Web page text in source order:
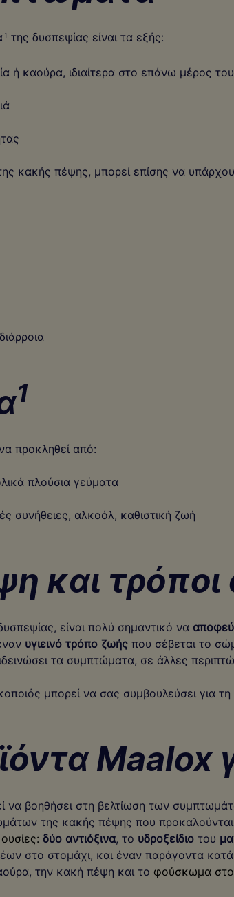
1 της δυσπεψίας είναι τα εξής:
ή καούρα, ιδιαίτερα στο επάνω μέρος
κακής πέψης, μπορεί επίσης να
1
προκληθεί από:
πλούσια γεύματα
συνήθειες, αλκοόλ, καθιστική ζωή
και
είναι πολύ σημαντικό να
υγιεινό τρόπο ζωήςπου σέβεται το
τα συμπτώματα, σε άλλες
μπορεί να σας συμβουλεύσει για
Maalox
να βοηθήσει στη βελτίωση των
της κακής πέψης που
δύο αντιόξινα, το υδροξείδιοτου
στο στομάχι, και έναν παράγοντα
την κακή πέψη και το φούσκωμα στο